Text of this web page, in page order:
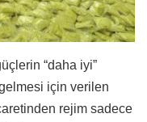
“daha iyi”
için verilen
rejim sadece